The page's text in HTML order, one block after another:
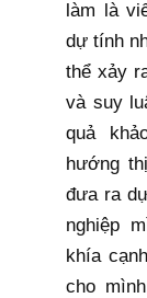
làm là
dự tính
thể xảy
và suy
quả
hướng
đưa ra
nghiệp
khía
cho